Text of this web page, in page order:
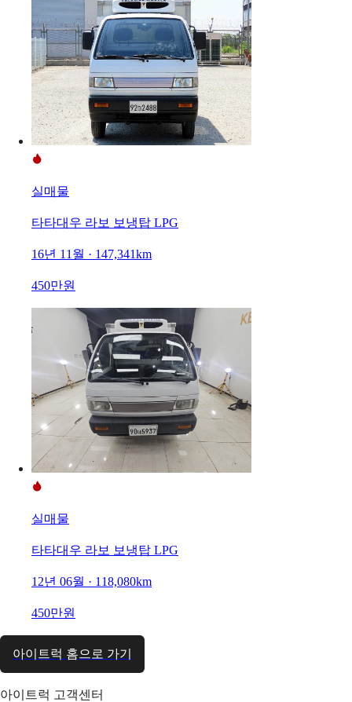
실매물
타타대우 라보 보냉탑 LPG
16년 11월 · 147,341km
450만원
실매물
타타대우 라보 보냉탑 LPG
12년 06월 · 118,080km
450만원
아이트럭 홈으로 가기
아이트럭 고객센터